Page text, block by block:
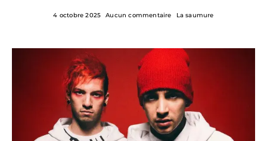
4 octobre 2025 Aucun commentaire La saumure